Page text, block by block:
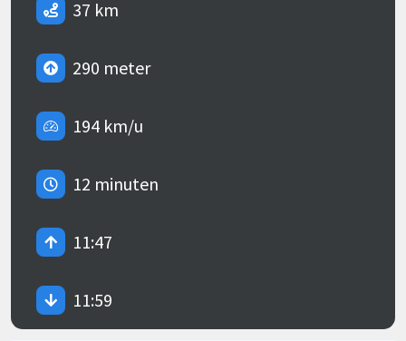
37 km
290 meter
194 km/u
12 minuten
11:47
11:59